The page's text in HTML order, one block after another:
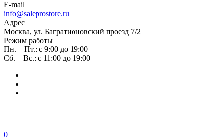
E-mail
info@saleprostore.ru
Адрес
Москва, ул. Багратионовский проезд 7/2
Режим работы
Пн. – Пт.: с 9:00 до 19:00
Сб. – Вс.: с 11:00 до 19:00
0